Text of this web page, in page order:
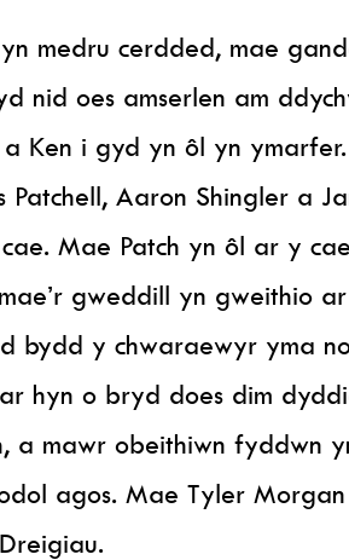
medru cerdded, mae
nid oes amserlen am
Ken i gyd yn ôl yn
Patchell, Aaron Shingler a
Mae Patch yn ôl ar y
gweddill yn gweithio
bydd y chwaraewyr yma
hyn o bryd does dim
a mawr obeithiwn fyddwn
agos. Mae Tyler